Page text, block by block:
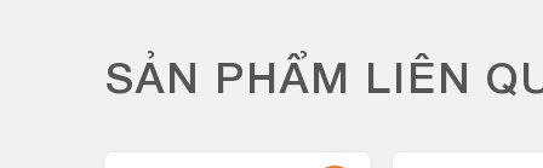
SẢN PHẨM LIÊN